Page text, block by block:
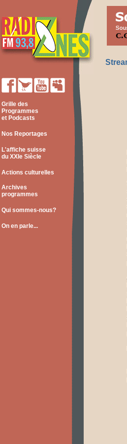
Grille des
Programmes
et Podcasts
Nos Reportages
L'affiche suisse
du XXIe Siècle
Actions culturelles
Archives
programmes
Qui sommes-nous?
On en parle...